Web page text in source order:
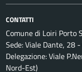
CONTATTI
Comune di Loiri Porto
Sede: Viale Dante, 28
Delegazione: Viale
Nord-Est)